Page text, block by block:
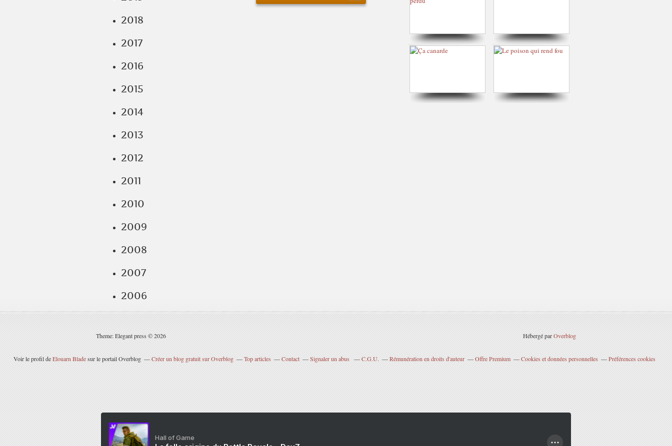
2018
2017
2016
2015
2014
2013
2012
2011
2010
2009
2008
2007
2006
Theme: Elegant press © 2026 Hébergé parOverblog
Voir le profil deElouarn Bladesur le portail Overblog Créer un blog gratuit sur Overblog Top articles Contact Signaler un abus C.G.U. Rémunération en droits d'auteur Offre Premium Cookies et données personnelles Préférences cookies
Hall of Game